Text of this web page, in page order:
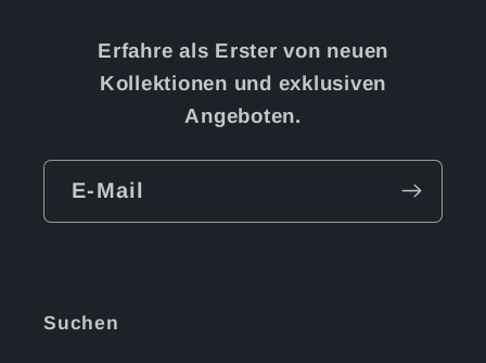
Erfahre als Erster von neuen
Kollektionen und exklusiven
Angeboten.
E-Mail
Suchen